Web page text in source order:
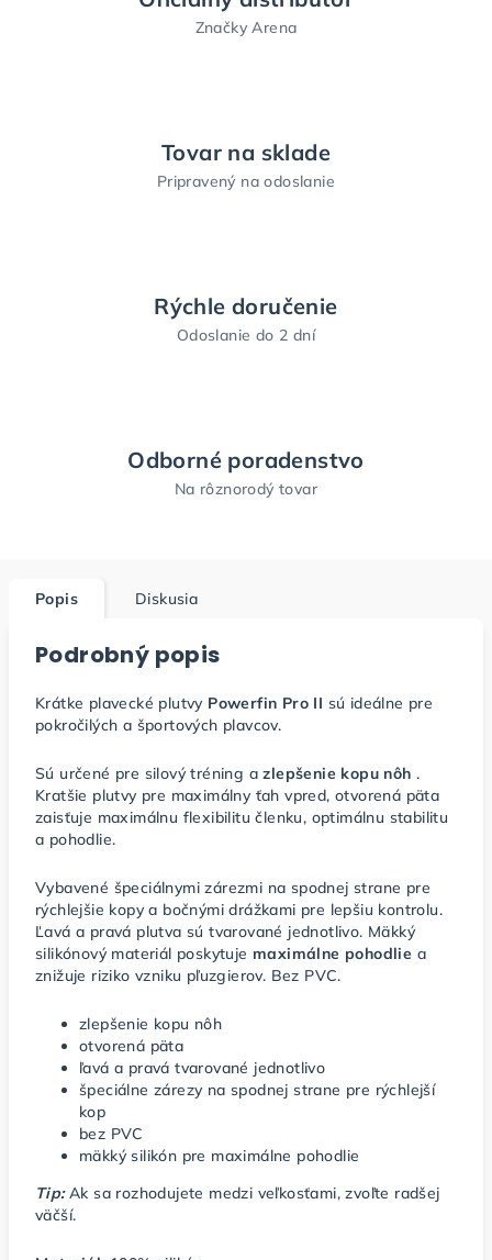
Značky Arena
Tovar na sklade
Pripravený na odoslanie
Rýchle doručenie
Odoslanie do 2 dní
Odborné poradenstvo
Na rôznorodý tovar
Popis Diskusia
Podrobný popis
Krátke plavecké plutvy Powerfin Pro II sú ideálne pre
pokročilých a športových plavcov.
Sú určené pre silový tréning a zlepšenie kopu nôh .
Kratšie plutvy pre maximálny ťah vpred, otvorená päta
zaisťuje maximálnu flexibilitu členku, optimálnu stabilitu
a pohodlie.
Vybavené špeciálnymi zárezmi na spodnej strane pre
rýchlejšie kopy a bočnými drážkami pre lepšiu kontrolu.
Ľavá a pravá plutva sú tvarované jednotlivo. Mäkký
silikónový materiál poskytuje maximálne pohodlie a
znižuje riziko vzniku pľuzgierov. Bez PVC.
zlepšenie kopu nôh
otvorená päta
ľavá a pravá tvarované jednotlivo
špeciálne zárezy na spodnej strane pre rýchlejší
kop
bez PVC
mäkký silikón pre maximálne pohodlie
Tip: Ak sa rozhodujete medzi veľkosťami, zvoľte radšej
väčší.